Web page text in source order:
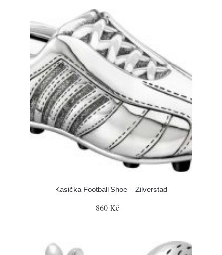
Kasička Football Shoe – Zilverstad
860 Kč